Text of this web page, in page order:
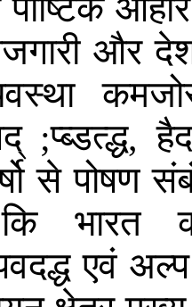
और
;प्ब्डत्द्ध,
से पोषण
कि भारत
एवं अल्प